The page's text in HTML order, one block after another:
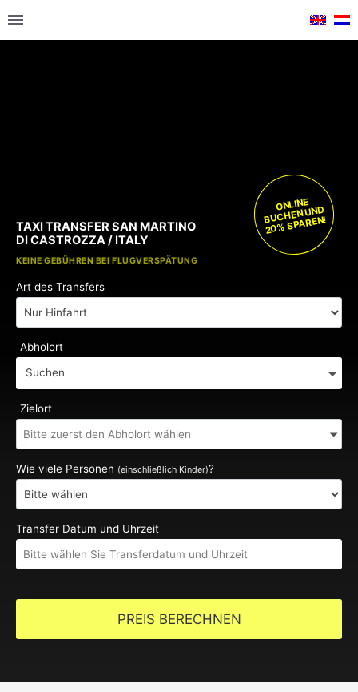
KOSTENLOSE KINDERSITZE
KEINE GEBÜHREN BEI FLUGVERSPÄTUNG
TAXI TRANSFER SAN MARTINO
DI CASTROZZA / ITALY
ONLINE
BUCHEN UND
20% SPAREN!
Art des Transfers
Abholort
Suchen
Zielort
Wie viele Personen (einschließlich Kinder)?
Transfer Datum und Uhrzeit
PREIS BERECHNEN